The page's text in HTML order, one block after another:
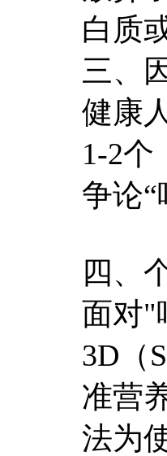
白质
三、
健康
1-2
争论
四、
面对"
3D（
准营
法为